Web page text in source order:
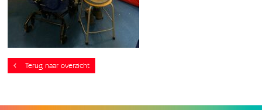
Terug naar overzicht